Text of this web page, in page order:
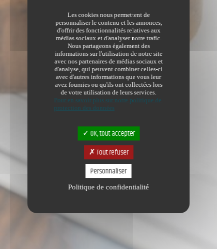
Les cookies nous permettent de
personnaliser le contenu et les annonces,
d'offrir des fonctionnalités relatives aux
médias sociaux et d'analyser notre trafic.
Nous partageons également des
informations sur l'utilisation de notre site
avec nos partenaires de médias sociaux et
d'analyse, qui peuvent combiner celles-ci
avec d'autres informations que vous leur
avez fournies ou qu'ils ont collectées lors
de votre utilisation de leurs services.
Pour en savoir plus sur notre politique de
protection des données
OK, tout accepter
Tout refuser
Personnaliser
Politique de confidentialité